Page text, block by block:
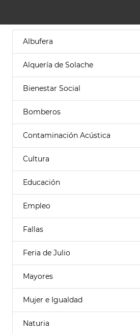
Albufera
Alquería de Solache
Bienestar Social
Bomberos
Contaminación Acústica
Cultura
Educación
Empleo
Fallas
Feria de Julio
Mayores
Mujer e Igualdad
Naturia